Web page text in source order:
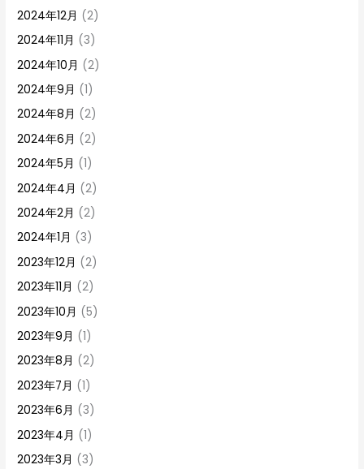
2024年12月 (2)
2024年11月 (3)
2024年10月 (2)
2024年9月 (1)
2024年8月 (2)
2024年6月 (2)
2024年5月 (1)
2024年4月 (2)
2024年2月 (2)
2024年1月 (3)
2023年12月 (2)
2023年11月 (2)
2023年10月 (5)
2023年9月 (1)
2023年8月 (2)
2023年7月 (1)
2023年6月 (3)
2023年4月 (1)
2023年3月 (3)